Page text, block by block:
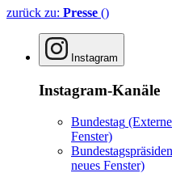
zurück zu: Presse ()
Instagram
Instagram-Kanäle
Bundestag
Fenster)
neues Fenster)